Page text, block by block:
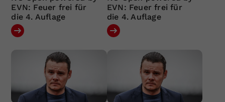
EVN: Feuer frei für
die 4. Auflage
EVN: Feuer frei für
die 4. Auflage